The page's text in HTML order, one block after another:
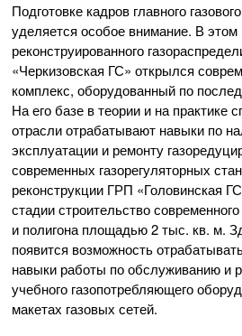
Подготовке кадров главного
уделяется особое внимание. В этом
реконструированного
«Черкизовская ГС» открылся
комплекс, оборудованный по
На его базе в теории и на практике
отрасли отрабатывают навыки по
эксплуатации и ремонту
современных газорегуляторных
реконструкции ГРП «Головинская
стадии строительство
и полигона площадью 2 тыс. кв. м.
появится возможность
навыки работы по обслуживанию и
учебного газопотребляющего
макетах газовых сетей.